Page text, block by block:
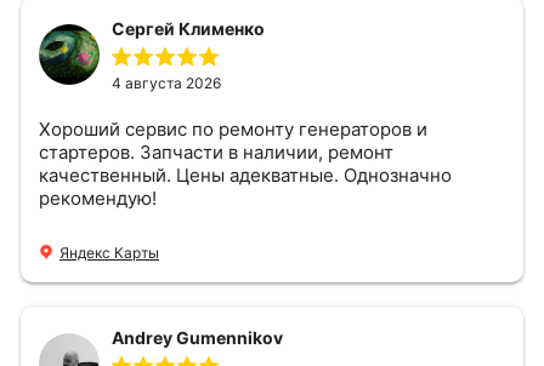
Сергей Клименко
4 августа 2026
Хороший сервис по ремонту генераторов и
стартеров. Запчасти в наличии, ремонт
качественный. Цены адекватные. Однозначно
рекомендую!
Яндекс Карты
Andrey Gumennikov